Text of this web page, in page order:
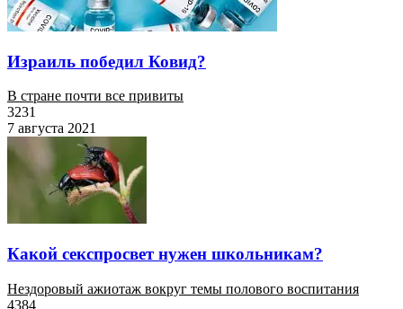
Израиль победил Ковид?
В стране почти все привиты
3231
7 августа 2021
Какой секспросвет нужен школьникам?
Нездоровый ажиотаж вокруг темы полового воспитания
4384